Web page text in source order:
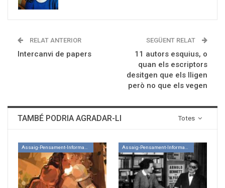
RELAT ANTERIOR
Intercanvi de papers
SEGÜENT RELAT
11 autors esquius, o
quan els escriptors
desitgen que els lligen
però no que els vegen
Totes
TAMBÉ PODRIA AGRADAR-LI
Assaig-Pensament-Informació Assaig-Pensament-Informació